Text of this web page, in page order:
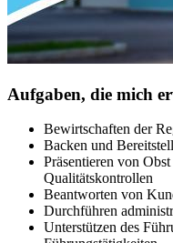
Aufgaben, die mich
Bewirtschaften der
Backen und
Präsentieren von
Qualitätskontrollen
Beantworten von
Durchführen
Unterstützen des